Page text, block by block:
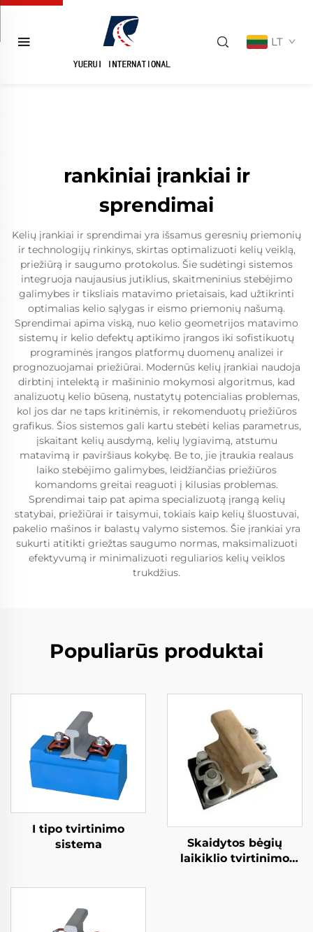
LT
rankiniai įrankiai ir
sprendimai
Kelių įrankiai ir sprendimai yra išsamus geresnių priemonių
ir technologijų rinkinys, skirtas optimalizuoti kelių veiklą,
priežiūrą ir saugumo protokolus. Šie sudėtingi sistemos
integruoja naujausius jutiklius, skaitmeninius stebėjimo
galimybes ir tiksliais matavimo prietaisais, kad užtikrinti
optimalias kelio sąlygas ir eismo priemonių našumą.
Sprendimai apima viską, nuo kelio geometrijos matavimo
sistemų ir kelio defektų aptikimo įrangos iki sofistikuotų
programinės įrangos platformų duomenų analizei ir
prognozuojamai priežiūrai. Modernūs kelių įrankiai naudoja
dirbtinį intelektą ir mašininio mokymosi algoritmus, kad
analizuotų kelio būseną, nustatytų potencialias problemas,
kol jos dar ne taps kritinėmis, ir rekomenduotų priežiūros
grafikus. Šios sistemos gali kartu stebėti kelias parametrus,
įskaitant kelių ausdymą, kelių lygiavimą, atstumu
matavimą ir paviršiaus kokybę. Be to, jie įtraukia realaus
laiko stebėjimo galimybes, leidžiančias priežiūros
komandoms greitai reaguoti į kilusias problemas.
Sprendimai taip pat apima specializuotą įrangą kelių
statybai, priežiūrai ir taisymui, tokiais kaip kelių šluostuvai,
pakelio mašinos ir balastų valymo sistemos. Šie įrankiai yra
sukurti atitikti griežtas saugumo normas, maksimalizuoti
efektyvumą ir minimalizuoti reguliarios kelių veiklos
trukdžius.
Populiarūs produktai
I tipo tvirtinimo
sistema
Skaidytos bėgių
laikiklio tvirtinimo